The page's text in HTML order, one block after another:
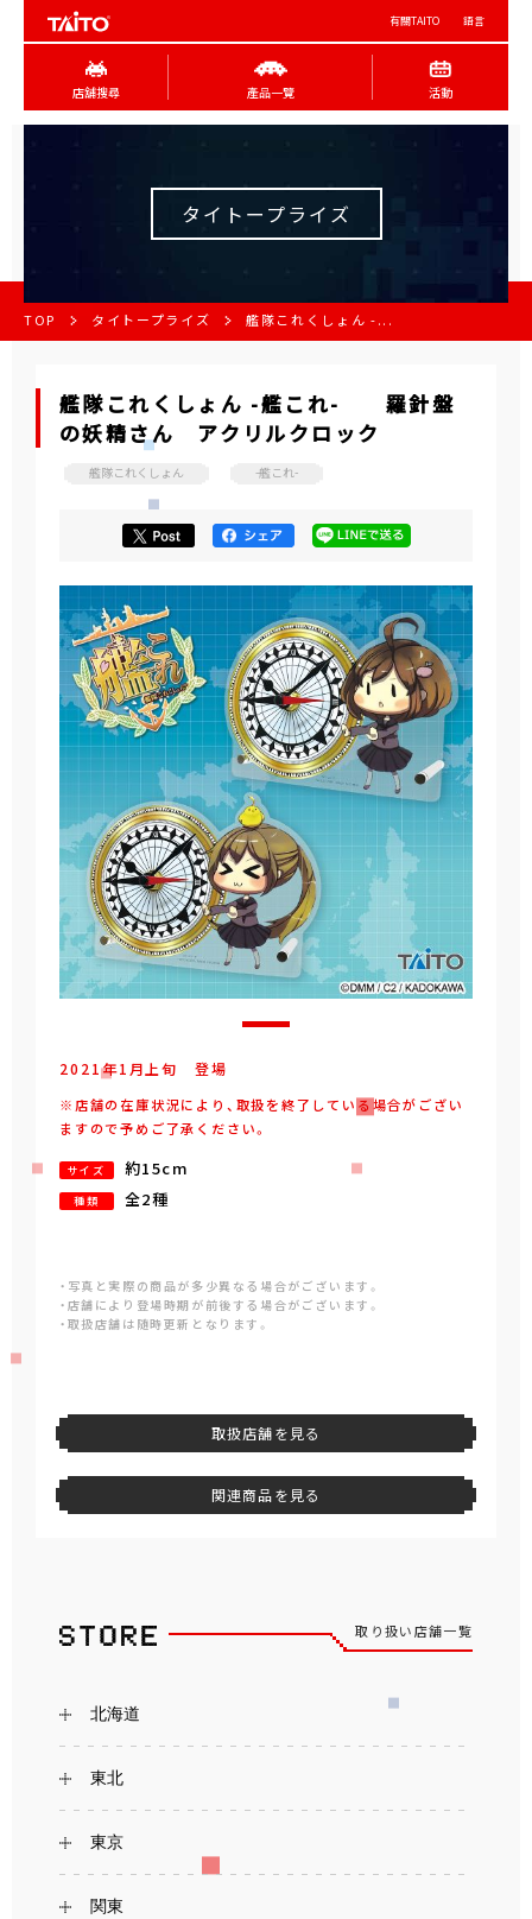
有關TAITO 語言
店舖搜尋 產品一覽 活動
タイトープライズ
TOP タイトープライズ 艦隊これくしょん -...
艦隊これくしょん -艦これ- 羅針盤
の妖精さん アクリルクロック
艦隊これくしょん -艦これ-
2021年1 月 上旬 登場
※店舗の在庫状況により、取扱を終了している場合がござい
ますので予めご了承ください。
サイズ 約15cm
種類 全2種
・写真と実際の商品が多少異なる場合がございます。
・店舗により登場時期が前後する場合がございます。
・取扱店舗は随時更新となります。
取扱店舗を見る
関連商品を見る
取り扱い店舗一覧
北海道
東北
東京
関東